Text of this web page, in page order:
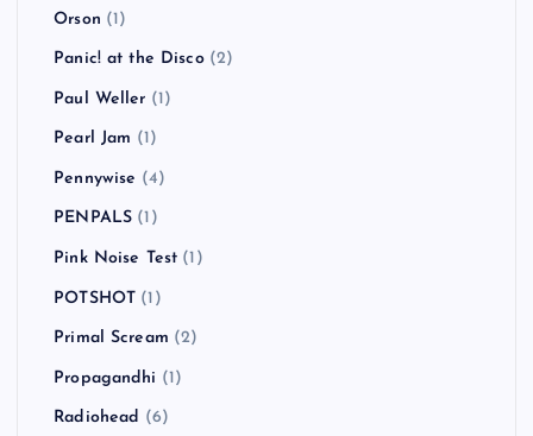
Orson (1)
Panic! at the Disco(2)
Paul Weller (1)
Pearl Jam (1)
Pennywise (4)
PENPALS (1)
Pink Noise Test (1)
POTSHOT (1)
Primal Scream (2)
Propagandhi (1)
Radiohead (6)